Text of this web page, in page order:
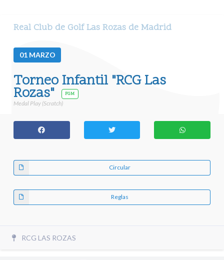
Real Club de Golf Las Rozas de Madrid
01 MARZO
Torneo Infantil "RCG Las
Rozas" FGM
Medal Play (Scratch)
Circular
Reglas
RCG LAS ROZAS